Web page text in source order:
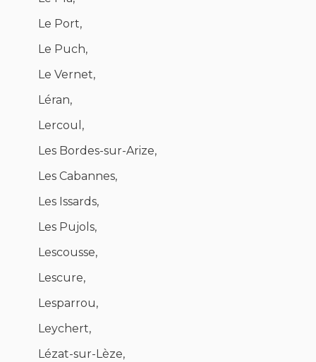
Le Port,
Le Puch,
Le Vernet,
Léran,
Lercoul,
Les Bordes-sur-Arize,
Les Cabannes,
Les Issards,
Les Pujols,
Lescousse,
Lescure,
Lesparrou,
Leychert,
Lézat-sur-Lèze,